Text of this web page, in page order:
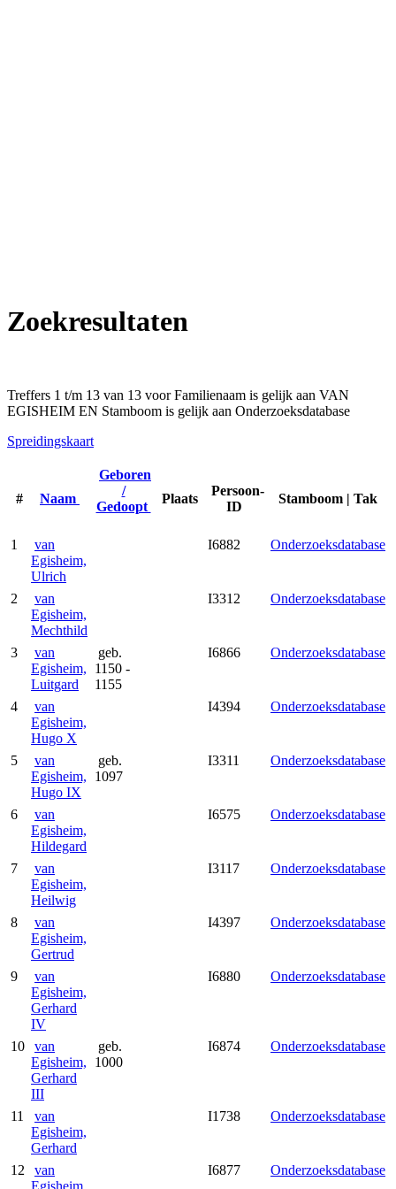
Zoekresultaten
Treffers 1 t/m 13 van 13 voor Familienaam is gelijk aan VAN
EGISHEIM EN Stamboom is gelijk aan Onderzoeksdatabase
Spreidingskaart
# Naam
Geboren
/
Gedoopt
Plaats
Persoon-
ID
Stamboom | Tak
1
van
Egisheim,
Ulrich
I6882 Onderzoeksdatabase
2
van
Egisheim,
Mechthild
I3312 Onderzoeksdatabase
3
van
Egisheim,
Luitgard
geb.
1150 -
1155
I6866 Onderzoeksdatabase
4
van
Egisheim,
Hugo X
I4394 Onderzoeksdatabase
5
van
Egisheim,
Hugo IX
geb.
1097
I3311 Onderzoeksdatabase
6
van
Egisheim,
Hildegard
I6575 Onderzoeksdatabase
7
van
Egisheim,
Heilwig
I3117 Onderzoeksdatabase
8
van
Egisheim,
Gertrud
I4397 Onderzoeksdatabase
9
van
Egisheim,
Gerhard
IV
I6880 Onderzoeksdatabase
10
van
Egisheim,
Gerhard
III
geb.
1000
I6874 Onderzoeksdatabase
11
van
Egisheim,
Gerhard
I1738 Onderzoeksdatabase
12
van
Egisheim,
I6877 Onderzoeksdatabase